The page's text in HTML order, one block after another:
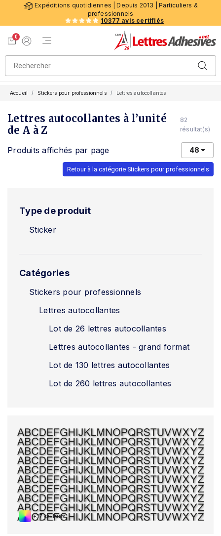
Expéditions quotidiennes | Depuis 2013 | Particuliers &
professionnels
10377 avis certifiés
0
Menu de navigation
Accueil Stickers pour professionnels Lettres autocollantes
Lettres autocollantes à l’unité
de A à Z
82
résultat(s)
Produits affichés par page 48
Retour à la catégorie Stickers pour professionnels
Type de produit
Sticker
Catégories
Stickers pour professionnels
Lettres autocollantes
Lot de 26 lettres autocollantes
Lettres autocollantes - grand format
Lot de 130 lettres autocollantes
Lot de 260 lettres autocollantes
+37 couleurs